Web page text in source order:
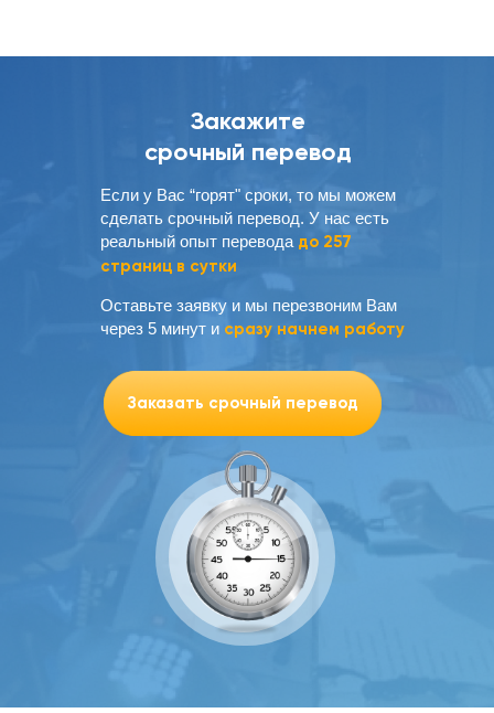
Закажите
срочный перевод
Заказать срочный перевод
Оставьте заявку и мы перезвоним Вам
через 5 минут и сразу начнем работу
Если у Вас “горят" сроки, то мы можем
сделать срочный перевод. У нас есть
реальный опыт перевода до 257
страниц в сутки